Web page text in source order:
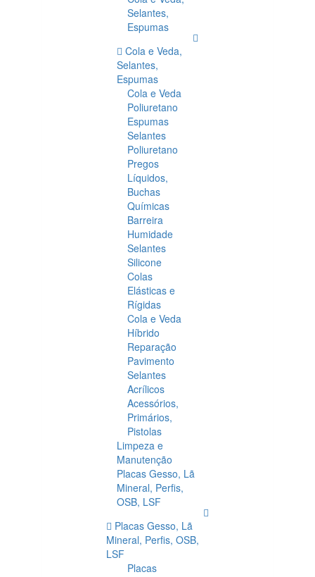
Selantes,
Espumas
Cola e Veda,
Selantes,
Espumas
Cola e Veda
Poliuretano
Espumas
Selantes
Poliuretano
Pregos
Líquidos,
Buchas
Químicas
Barreira
Humidade
Selantes
Silicone
Colas
Elásticas e
Rígidas
Cola e Veda
Híbrido
Reparação
Pavimento
Selantes
Acrílicos
Acessórios,
Primários,
Pistolas
Limpeza e
Manutenção
Placas Gesso, Lã
Mineral, Perfis,
OSB, LSF
Placas Gesso, Lã
Mineral, Perfis, OSB,
LSF
Placas